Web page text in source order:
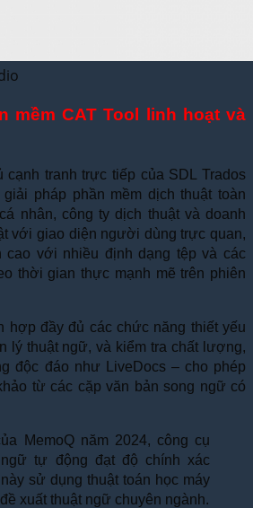
mềm CAT Tool linh hoạt và
cạnh tranh trực tiếp của SDL Trados
pháp phần mềm dịch thuật toàn
nhân, công ty dịch thuật và doanh
với giao diện người dùng trực quan,
cao với nhiều định dạng tệp và các
thời gian thực mạnh mẽ trên phiên
hợp đầy đủ các chức năng thiết yếu
lý thuật ngữ, và kiểm tra chất lượng,
độc đáo như LiveDocs – cho phép
từ các cặp văn bản song ngữ có
MemoQ năm 2024, công cụ
tự động đạt độ chính xác
sử dụng thuật toán học máy
xuất thuật ngữ chuyên ngành.